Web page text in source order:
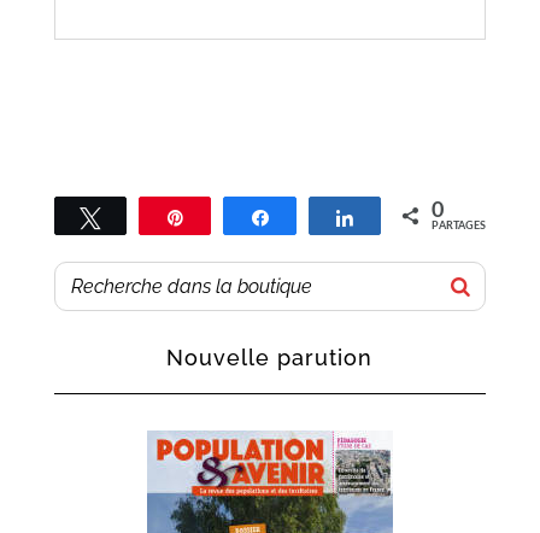
Tweetez Épingle Partagez Partagez0
PARTAGES
Nouvelle parution